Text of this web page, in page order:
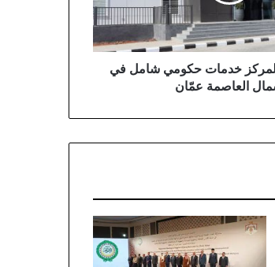
لمركز خدمات حكومي شامل في
العاصمة عمّان